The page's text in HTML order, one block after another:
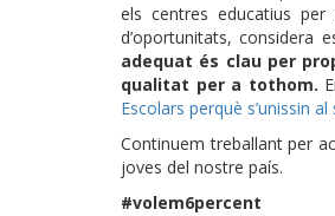
els centres educatius
d’oportunitats, considera
adequat és clau per
qualitat per a tothom.
Escolars perquè s’unissin
Continuem treballant per
joves del nostre país.
#volem6percent